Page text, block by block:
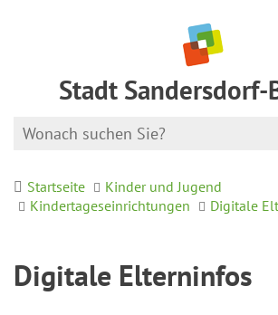
Stadt Sandersdorf-
Startseite
Kinder und Jugend
Kindertageseinrichtungen
Digitale
Digitale Elterninfos